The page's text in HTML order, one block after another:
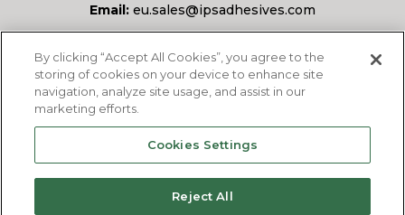
Email: eu.sales@ipsadhesives.com
Avete una domanda?
By clicking “Accept All Cookies”, you agree to the
storing of cookies on your device to enhance site
navigation, analyze site usage, and assist in our
marketing efforts.
Cookies Settings
Reject All